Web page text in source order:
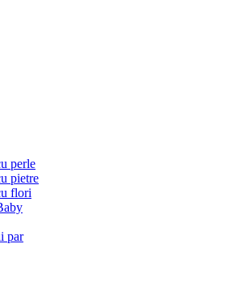
perle
pietre
flori
par